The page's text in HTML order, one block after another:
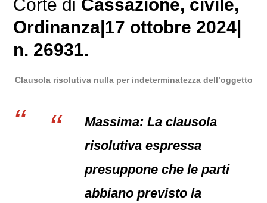
Corte di Cassazione, civile,
Ordinanza|17 ottobre 2024|
n. 26931.
Clausola risolutiva nulla per indeterminatezza dell’oggetto
Massima: La clausola
risolutiva espressa
presuppone che le parti
abbiano previsto la